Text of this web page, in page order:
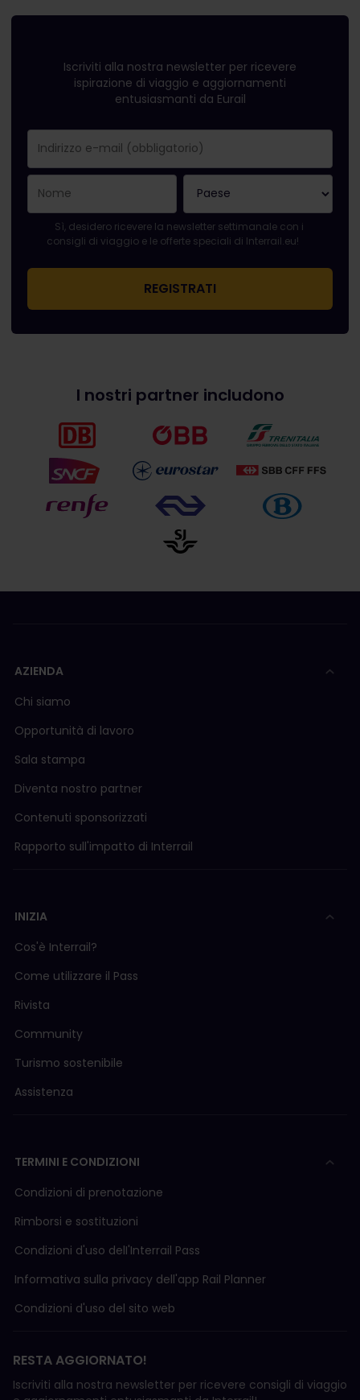
Iscriviti alla nostra newsletter per ricevere
ispirazione di viaggio e aggiornamenti
entusiasmanti da Eurail
La registrazione è avvenuta con successo.
Il campo "Indirizzo e-mail" è obbligatorio.
L'indirizzo e-mail non è valido.
Si è verificato un errore durante l'iscrizione alla newsletter.
Sei già iscritto a questa newsletter!
Per iscriversi alla newsletter, accettare i termini e le
Sì, desidero ricevere la newsletter settimanale con i
consigli di viaggio e le offerte speciali di Interrail.eu!
I nostri partner includono
AZIENDA
Chi siamo
Opportunità di lavoro
Sala stampa
Diventa nostro partner
Contenuti sponsorizzati
Rapporto sull'impatto di Interrail
INIZIA
Cos'è Interrail?
Come utilizzare il Pass
Rivista
Community
Turismo sostenibile
Assistenza
TERMINI E CONDIZIONI
Condizioni di prenotazione
Rimborsi e sostituzioni
Condizioni d'uso delI'Interrail Pass
Informativa sulla privacy dell'app Rail Planner
Condizioni d'uso del sito web
RESTA AGGIORNATO!
Iscriviti alla nostra newsletter per ricevere consigli di viaggio